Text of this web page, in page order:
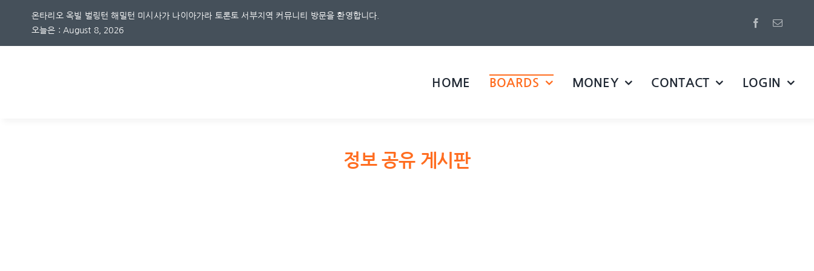
온타리오 옥빌 벌링턴 해밀턴 미시사가 나이아가라 토론토 서부지역 커뮤니티 방문을 환영합니다.
오늘은 : August 8, 2026
HOME BOARDS MONEY CONTACT LOGIN
정보 공유 게시판